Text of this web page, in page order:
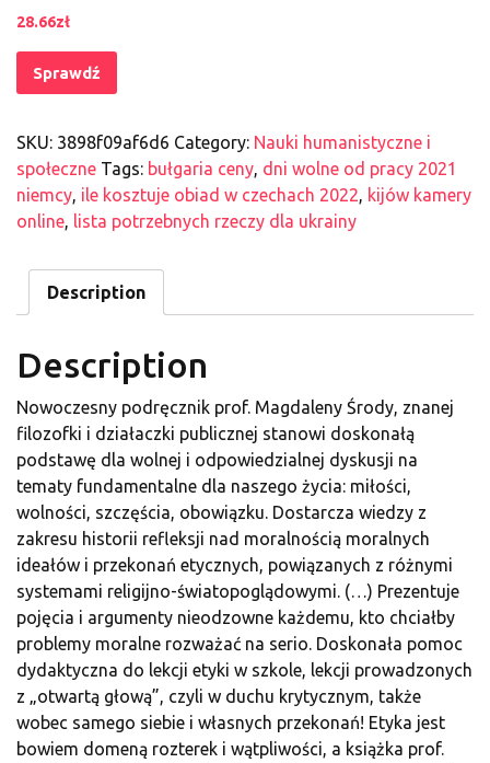
28.66zł
Sprawdź
SKU: 3898f09af6d6 Category: Nauki humanistyczne i
społeczne Tags: bułgaria ceny, dni wolne od pracy 2021
niemcy, ile kosztuje obiad w czechach 2022, kijów kamery
online, lista potrzebnych rzeczy dla ukrainy
Description
Description
Nowoczesny podręcznik prof. Magdaleny Środy, znanej
filozofki i działaczki publicznej stanowi doskonałą
podstawę dla wolnej i odpowiedzialnej dyskusji na
tematy fundamentalne dla naszego życia: miłości,
wolności, szczęścia, obowiązku. Dostarcza wiedzy z
zakresu historii refleksji nad moralnością moralnych
ideałów i przekonań etycznych, powiązanych z różnymi
systemami religijno-światopoglądowymi. (…) Prezentuje
pojęcia i argumenty nieodzowne każdemu, kto chciałby
problemy moralne rozważać na serio. Doskonała pomoc
dydaktyczna do lekcji etyki w szkole, lekcji prowadzonych
z „otwartą głową”, czyli w duchu krytycznym, także
wobec samego siebie i własnych przekonań! Etyka jest
bowiem domeną rozterek i wątpliwości, a książka prof.